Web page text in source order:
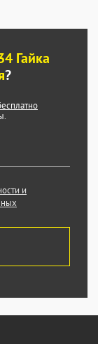
Гайка
?
и